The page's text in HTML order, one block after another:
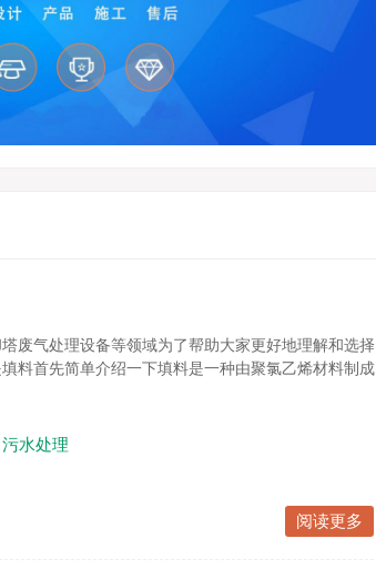
废气处理设备等领域为了帮助大家更好地理解和选择
料首先简单介绍一下填料是一种由聚氯乙烯材料制成
污水处理
阅读更多